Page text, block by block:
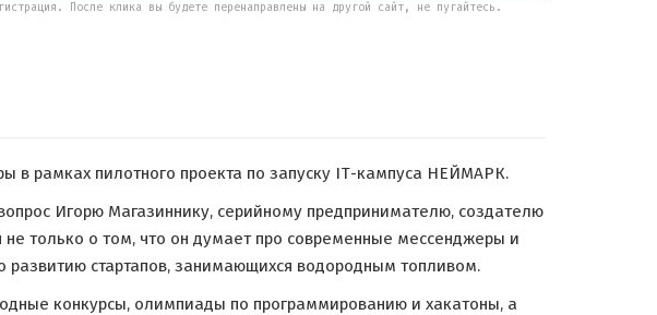
После клика вы будете перенаправлены на другой сайт, не пугайтесь.
рамках пилотного проекта по запуску IТ-кампуса НЕЙМАРК.
Игорю Магазиннику, серийному предпринимателю, создателю
только о том, что он думает про современные мессенджеры и
стартапов, занимающихся водородным топливом.
конкурсы, олимпиады по программированию и хакатоны, а